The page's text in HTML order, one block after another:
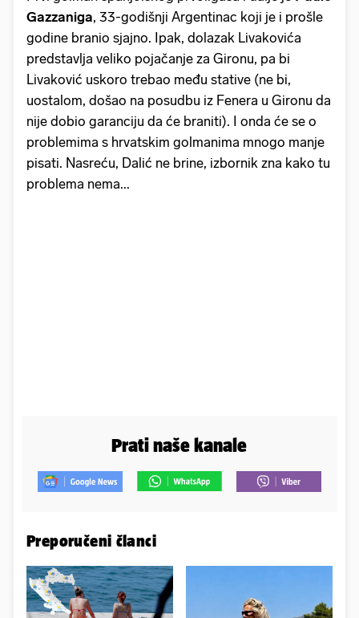
Gazzaniga, 33-godišnji Argentinac koji je i prošle
godine branio sjajno. Ipak, dolazak Livakovića
predstavlja veliko pojačanje za Gironu, pa bi
Livaković uskoro trebao među stative (ne bi,
uostalom, došao na posudbu iz Fenera u Gironu da
nije dobio garanciju da će braniti). I onda će se o
problemima s hrvatskim golmanima mnogo manje
pisati. Nasreću, Dalić ne brine, izbornik zna kako tu
problema nema...
Prati naše kanale
Preporučeni članci